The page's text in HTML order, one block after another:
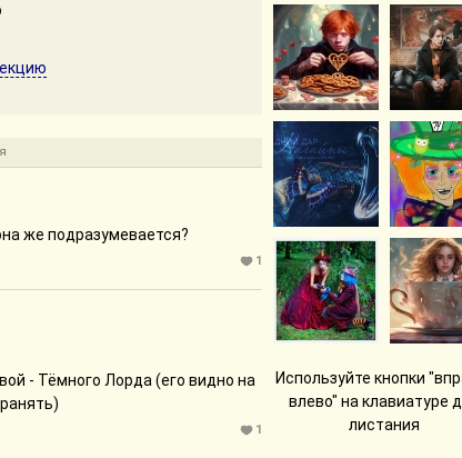
же подразумевается?
1
- Тёмного Лорда (его видно на
1
Используйте кнопки
влево" на клавиатуре
листания